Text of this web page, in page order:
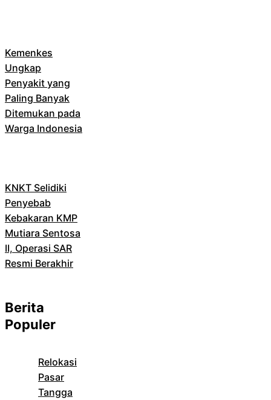
Kemenkes
Ungkap
Penyakit yang
Paling Banyak
Ditemukan pada
Warga Indonesia
KNKT Selidiki
Penyebab
Kebakaran KMP
Mutiara Sentosa
II, Operasi SAR
Resmi Berakhir
Berita
Populer
Relokasi
Pasar
Tangga